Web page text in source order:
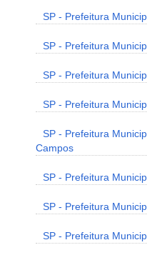
SP - Prefeitura
SP - Prefeitura
SP - Prefeitura
SP - Prefeitura
SP - Prefeitura
Campos
SP - Prefeitura
SP - Prefeitura
SP - Prefeitura